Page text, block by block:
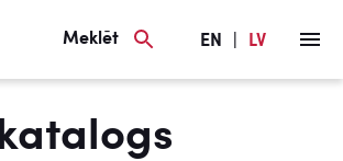
Meklēt EN LV